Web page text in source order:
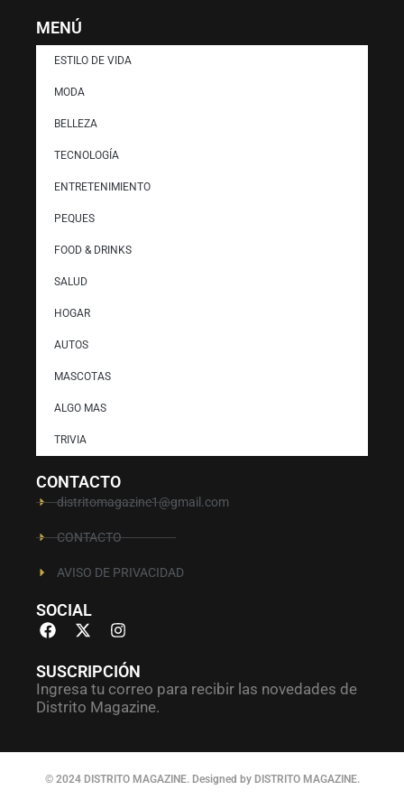
MENÚ
ESTILO DE VIDA
MODA
BELLEZA
TECNOLOGÍA
ENTRETENIMIENTO
PEQUES
FOOD & DRINKS
SALUD
HOGAR
AUTOS
MASCOTAS
ALGO MAS
TRIVIA
CONTACTO
distritomagazine1@gmail.com
CONTACTO
AVISO DE PRIVACIDAD
SOCIAL
SUSCRIPCIÓN
Ingresa tu correo para recibir las novedades de
Distrito Magazine.
© 2024 DISTRITO MAGAZINE. Designed by DISTRITO MAGAZINE.